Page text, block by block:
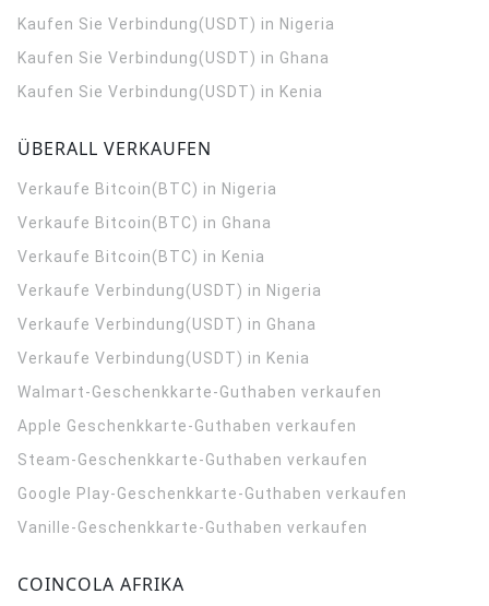
Kaufen Sie Verbindung(USDT) in Nigeria
Kaufen Sie Verbindung(USDT) in Ghana
Kaufen Sie Verbindung(USDT) in Kenia
ÜBERALL VERKAUFEN
Verkaufe Bitcoin(BTC) in Nigeria
Verkaufe Bitcoin(BTC) in Ghana
Verkaufe Bitcoin(BTC) in Kenia
Verkaufe Verbindung(USDT) in Nigeria
Verkaufe Verbindung(USDT) in Ghana
Verkaufe Verbindung(USDT) in Kenia
Walmart-Geschenkkarte-Guthaben verkaufen
Apple Geschenkkarte-Guthaben verkaufen
Steam-Geschenkkarte-Guthaben verkaufen
Google Play-Geschenkkarte-Guthaben verkaufen
Vanille-Geschenkkarte-Guthaben verkaufen
COINCOLA AFRIKA